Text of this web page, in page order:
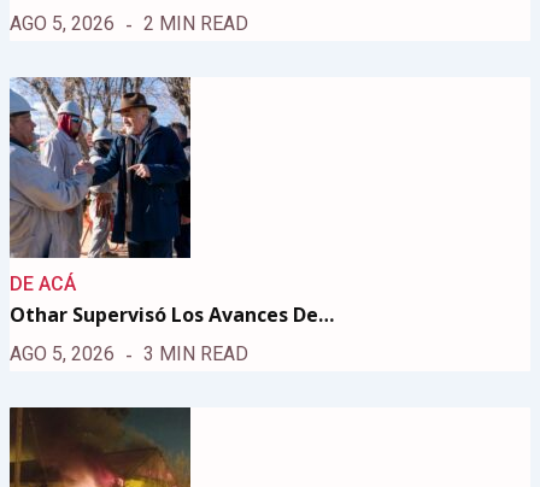
AGO 5, 2026 2 MIN READ
DE ACÁ
Othar Supervisó Los Avances De…
AGO 5, 2026 3 MIN READ